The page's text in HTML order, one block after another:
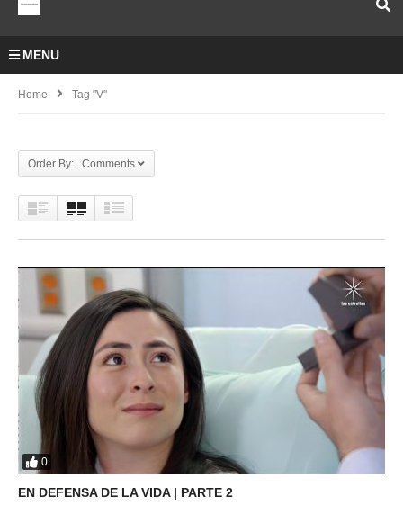
MENU
Home Tag "V"
Order By: Comments
0
EN DEFENSA DE LA VIDA | PARTE 2